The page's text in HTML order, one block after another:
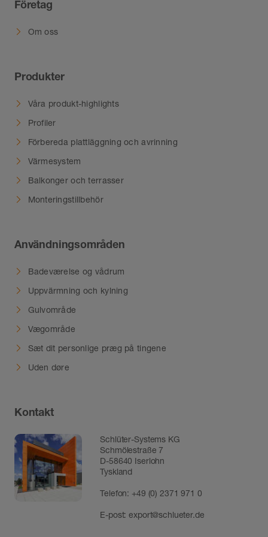
Företag
Om oss
Produkter
Våra produkt-highlights
Profiler
Förbereda plattläggning och avrinning
Värmesystem
Balkonger och terrasser
Monteringstillbehör
Användningsområden
Badeværelse og vådrum
Uppvärmning och kylning
Gulvområde
Vægområde
Sæt dit personlige præg på tingene
Uden døre
Kontakt
Schlüter-Systems KG
Schmölestraße 7
D-58640 Iserlohn
Tyskland
Telefon:+49 (0) 2371 971 0
E-post:export@schlueter.de